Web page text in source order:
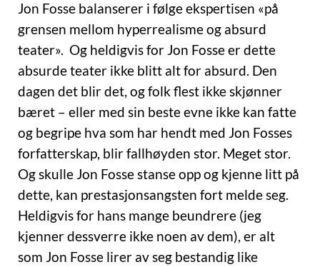
Jon Fosse balanserer i følge ekspertisen «på
grensen mellom hyperrealisme og absurd
teater». Og heldigvis for Jon Fosse er dette
absurde teater ikke blitt alt for absurd. Den
dagen det blir det, og folk flest ikke skjønner
bæret – eller med sin beste evne ikke kan fatte
og begripe hva som har hendt med Jon Fosses
forfatterskap, blir fallhøyden stor. Meget stor.
Og skulle Jon Fosse stanse opp og kjenne litt på
dette, kan prestasjonsangsten fort melde seg.
Heldigvis for hans mange beundrere (jeg
kjenner dessverre ikke noen av dem), er alt
som Jon Fosse lirer av seg bestandig like